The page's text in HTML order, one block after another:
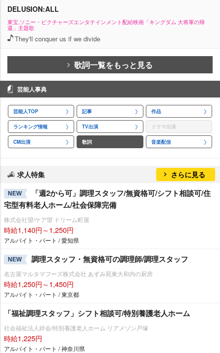
DELUSION:ALL
東宝,ソニー・ピクチャーズエンタテインメント配給映画「キングダム 大将軍の帰
還」主題歌
They'll conquer us if we divide
歌詞一覧をもっと見る
芸能人事典
芸能人TOP 記事 作品
ランキング情報 TV出演 ドラマ出演
CM出演 歌詞 音楽配信
求人特集 さらに見る
NEW
「週2から可」調理スタッフ/無資格可/シフト相談可/住
宅型有料老人ホーム/社会保障完備
株式会社望/ケア望 ドリーム町屋
時給1,140円～1,250円
アルバイト・パート / 愛知県
NEW 調理スタッフ・無資格可の調理師/調理スタッフ
名古屋マルタマフーズ株式会社 あずみ苑東大和内の厨房
時給1,250円～1,450円
アルバイト・パート / 東京都
「福祉調理スタッフ」シフト相談可/特別養護老人ホーム
社会福祉法人絆会/特別養護老人ホーム リアメゾン戸塚
時給1,225円
アルバイト・パート / 神奈川県